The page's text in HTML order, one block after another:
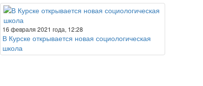
16 февраля 2021 года, 12:28
В Курске открывается новая социологическая
школа